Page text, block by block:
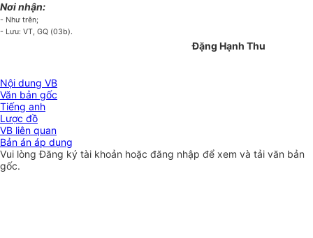
Nơi nhận:
- Như trên;
- Lưu: VT, GQ (03b).
Đặng Hạnh Thu
Nội dung VB
Văn bản gốc
Tiếng anh
Lược đồ
VB liên quan
Bản án áp dụng
Vui lòngĐăng ký tài khoản hoặc đăng nhập để xem và tải văn bản
gốc.